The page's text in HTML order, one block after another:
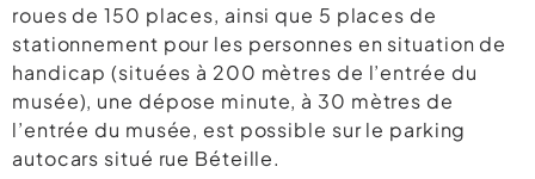
roues de 150 places, ainsi que 5 places de
stationnement pour les personnes en situation de
handicap (situées à 200 mètres de l’entrée du
musée), une dépose minute, à 30 mètres de
l’entrée du musée, est possible sur le parking
autocars situé rue Béteille.